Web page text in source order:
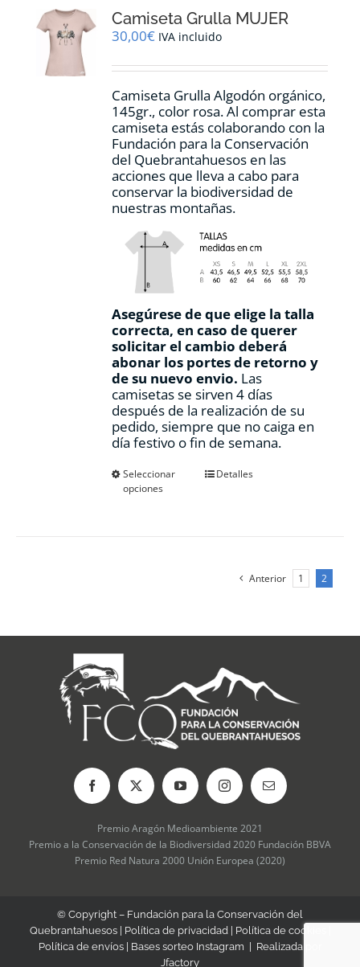
CONTACTO
CARRITO
Camiseta Grulla MUJER
30,00€ IVA incluido
Camiseta Grulla Algodón orgánico,
145gr., color rosa. Al comprar esta
camiseta estás colaborando con la
Fundación para la Conservación
del Quebrantahuesos en las
acciones que lleva a cabo para
conservar la biodiversidad de
nuestras montañas.
Asegúrese de que elige la talla
correcta, en caso de querer
solicitar el cambio deberá
abonar los portes de retorno y
de su nuevo envio. Las
camisetas se sirven 4 días
después de la realización de su
pedido, siempre que no caiga en
día festivo o fin de semana.
Seleccionar
opciones
Este
opciones
en
página
de
producto
Detalles
Anterior 1 2
Premio Aragón Medioambiente 2021
Premio a la Conservación de la Biodiversidad 2020 Fundación BBVA
Premio Red Natura 2000 Unión Europea (2020)
© Copyright – Fundación para la Conservación del
Quebrantahuesos | Política de privacidad Política de cookies
Política de envíos| Bases sorteo Instagram | Realizada por
Jfactory